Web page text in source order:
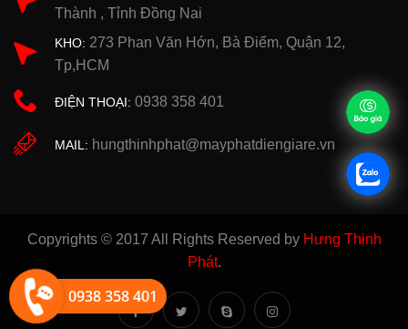
Thành , Tỉnh Đồng Nai
KHO: 273 Phan Văn Hớn, Bà Điểm, Quận 12,
Tp,HCM
ĐIỆN THOẠI: 0938 358 401
MAIL: hungthinhphat@mayphatdiengiare.vn
Copyrights © 2017 All Rights Reserved by Hưng Thịnh
Phát.
0938 358 401